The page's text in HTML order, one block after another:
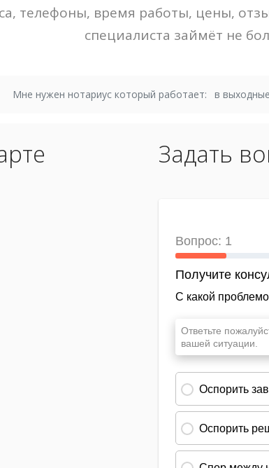
телефоны, время работы, цены,
специалиста займёт не
Мне нужен нотариус который работает: в выходные
Задать